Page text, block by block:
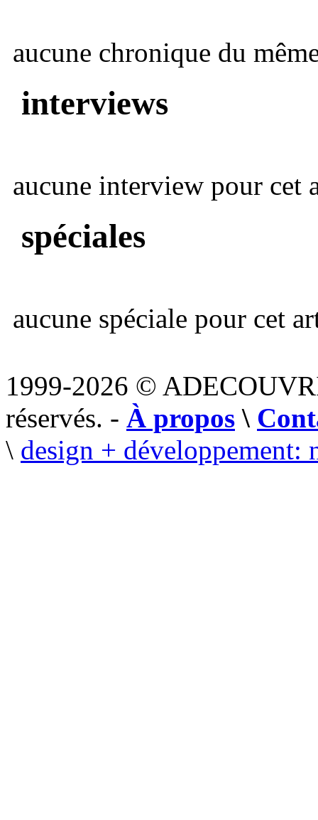
aucune chronique du
interviews
aucune interview pour cet
spéciales
aucune spéciale pour cet
1999-2026 ©
réservés. - À propos \
\ design + développement: